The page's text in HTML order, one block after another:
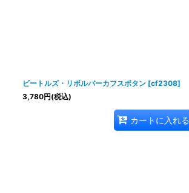
ビートルズ・リボルバーカフスボタン [cf2308]
3,780円(税込)
カートに入れる